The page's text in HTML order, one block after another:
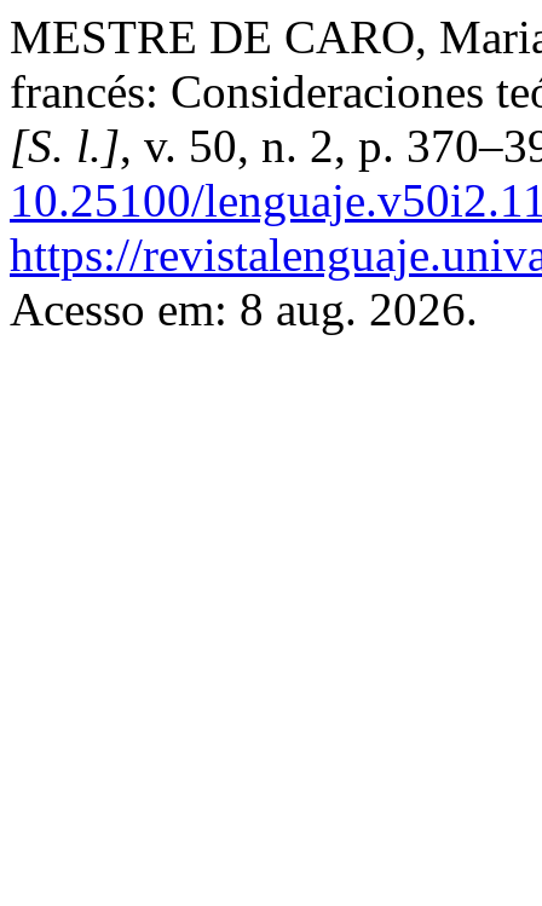
MESTRE DE CARO,
francés: Consideraciones
[S. l.], v. 50, n. 2, p.
10.25100/
https://
Acesso em: 8 aug. 2026.